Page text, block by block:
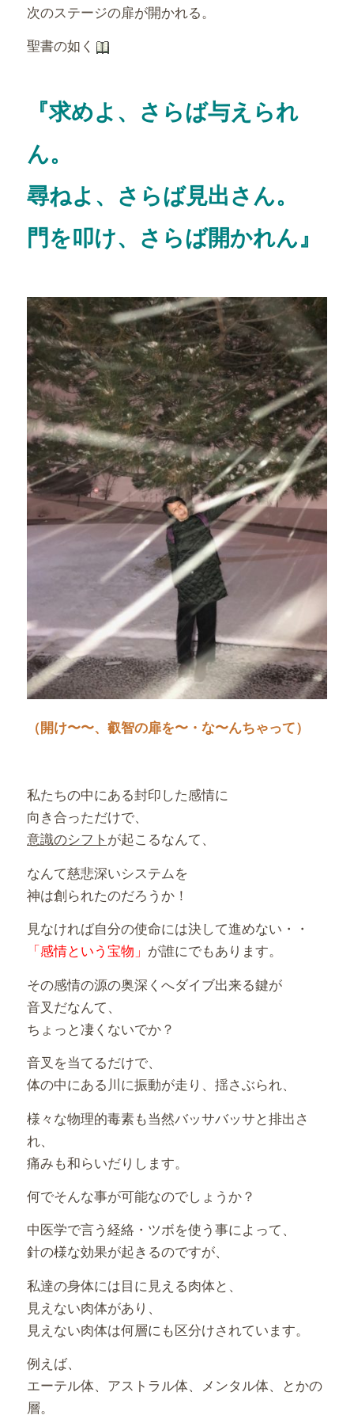
次のステージの扉が開かれる。
聖書の如く
『求めよ、さらば与えられ
ん。
尋ねよ、さらば見出さん。
門を叩け、さらば開かれん』
（開け〜〜、叡智の扉を〜・な〜んちゃって）
私たちの中にある封印した感情に
向き合っただけで、
意識のシフト が起こるなんて、
なんて慈悲深いシステムを
神は創られたのだろうか！
見なければ自分の使命には決して進めない・・
「感情という宝物」 が誰にでもあります。
その感情の源の奥深くへダイブ出来る鍵が
音叉だなんて、
ちょっと凄くないでか？
音叉を当てるだけで、
体の中にある川に振動が走り、揺さぶられ、
様々な物理的毒素も当然バッサバッサと排出さ
れ、
痛みも和らいだりします。
何でそんな事が可能なのでしょうか？
中医学で言う経絡・ツボを使う事によって、
針の様な効果が起きるのですが、
私達の身体には目に見える肉体と、
見えない肉体があり、
見えない肉体は何層にも区分けされています。
例えば、
エーテル体、アストラル体、メンタル体、とかの
層。